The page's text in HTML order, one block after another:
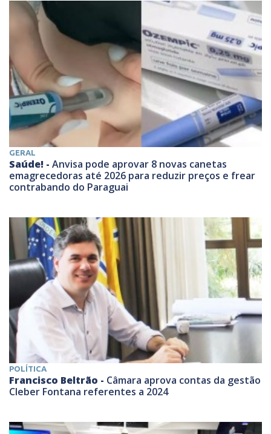
GERAL
Saúde! - Anvisa pode aprovar 8 novas canetas
emagrecedoras até 2026 para reduzir preços e frear
contrabando do Paraguai
POLÍTICA
Francisco Beltrão - Câmara aprova contas da gestão
Cleber Fontana referentes a 2024